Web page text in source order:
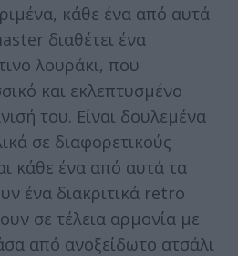
κάθε ένα από αυτά
διαθέτει ένα
λουράκι, που
και εκλεπτυσμένο
του. Είναι δουλεμένα
σε διαφορετικούς
κάθε ένα από αυτά τα
ένα διακριτικά retro
σε τέλεια αρμονία με
από ανοξείδωτο ατσάλι